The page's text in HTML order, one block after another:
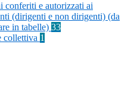
conferiti e autorizzati ai
(dirigenti e non dirigenti) (da
in tabelle) 33
collettiva 1